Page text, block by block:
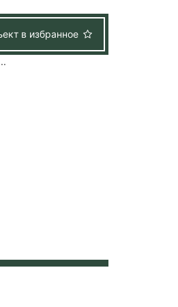
в избранное